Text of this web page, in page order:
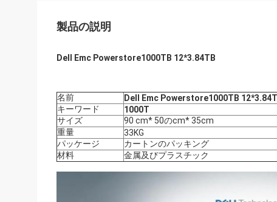
製品の説明
Dell Emc Powerstore1000TB 12*3.84TB
名前
Dell Emc Powerstore1000TB
キーワード
1000T
サイズ
90 cm* 50のcm* 35cm
重量
33KG
パッケージ
カートンのパッキング
材料
金属及びプラスチック